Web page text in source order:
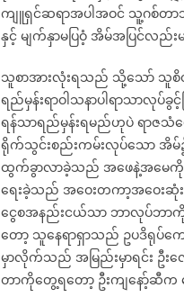
ကျူရှင်ဆရာအပါအဝင် သူ့ဂစ်တာ
နှင့် မျက်နှာမပြဝံ့ အိမ်အပြင်လည်
သူစာအားလုံးရသည် သို့သော် သူစိတ်မ
ရည်မှန်းရာဝါသနာပါရာသာလုပ်
ရန်သာရည်မှန်းရမည်ဟုပဲ ရာဇ
ရိုက်သွင်းစည်းကမ်းလုပ်သော အိ
ထွက်ခွာလာခဲ့သည် အဖေနဲ့အမေကို အိ
ရေးခဲ့သည် အဝေးတကာ့အဝေးဆုံ
ငွေစအနည်းငယ်သာ ဘာလုပ်ဘ
တော့ သူနေရာရှာသည် ဥပဒိရုပ်ကေ
မှာလိုက်သည် အမြည်းမှာရင်း ဦး
တာကိုတွေ့ရတော့ ဦးကျနော့်ဆီက